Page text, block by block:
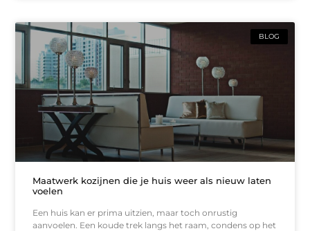
BLOG
Maatwerk kozijnen die je huis weer als nieuw laten
voelen
Een huis kan er prima uitzien, maar toch onrustig
aanvoelen. Een koude trek langs het raam, condens op het